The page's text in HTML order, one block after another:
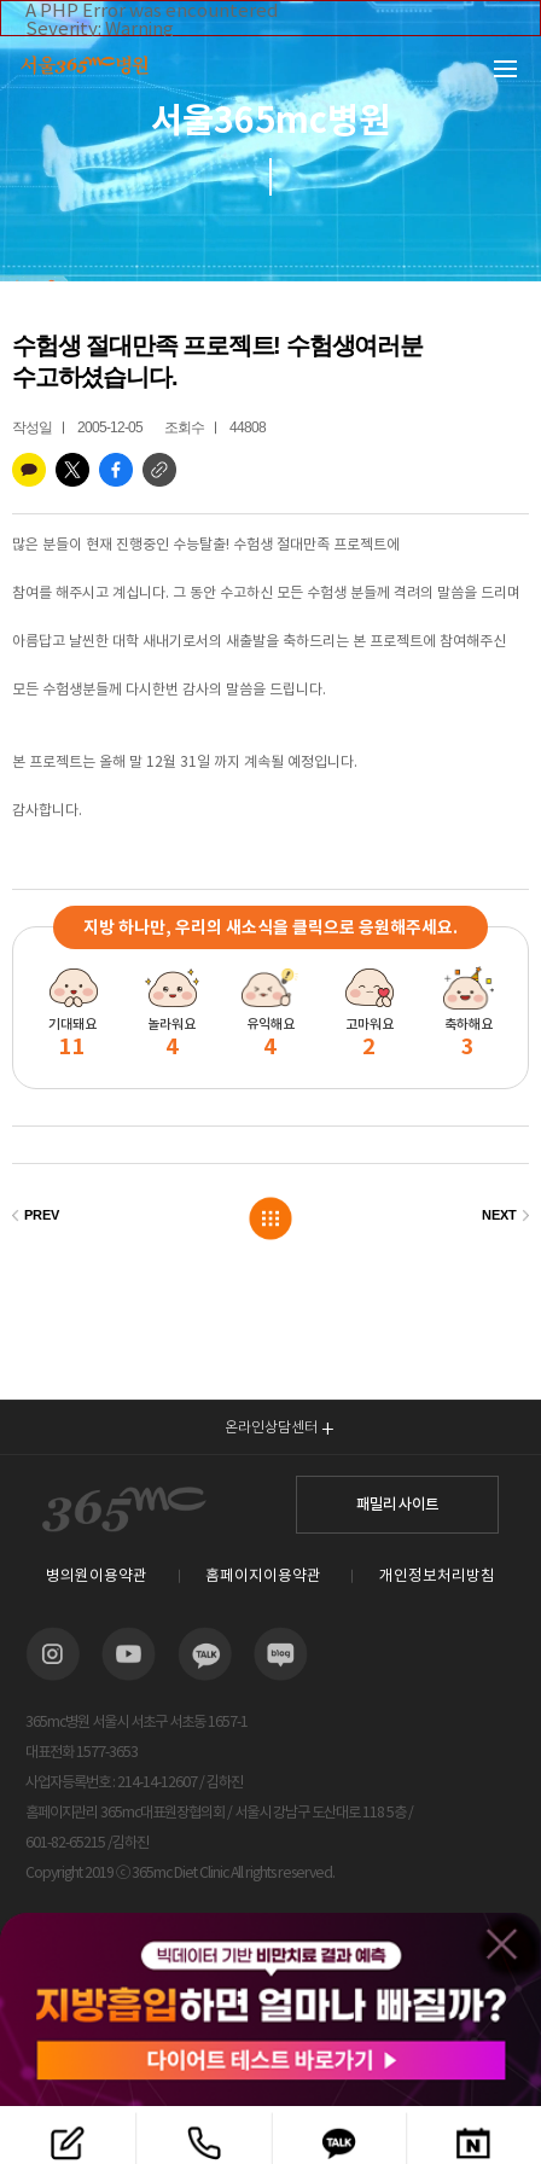
A PHP Error was encountered
Severity: Warning
Message: Invalid argument supplied for foreach()
Filename: _inc/header_body.php
Line Number: 108
File:
/home/suction/public_html/application/views/mobile/
Line: 108
Function: _error_handler
File:
/home/suction/public_html/application/views/mobile/
Line: 295
File:
/home/suction/public_html/application/core/
File:
/home/suction/public_html/application/controllers/
Line: 255
Function: view_print
Line: 327
본문 바로가기
서울365mc병원
수험생 절대만족 프로젝트! 수험생여러분
수고하셨습니다.
작성일 2005-12-05 조회수 44808
많은 분들이 현재 진행중인 수능탈출! 수험생 절대만족 프로젝트에
참여를 해주시고 계십니다. 그 동안 수고하신 모든 수험생 분들께 격려의 말씀을 드리며
아름답고 날씬한 대학 새내기로서의 새출발을 축하드리는 본 프로젝트에 참여해주신
모든 수험생분들께 다시한번 감사의 말씀을 드립니다.
본 프로젝트는 올해 말 12월 31일 까지 계속될 예정입니다.
감사합니다.
지방 하나만, 우리의 새소식을 클릭으로 응원해주세요.
기대돼요
11
놀라워요
4
유익해요
4
고마워요
2
축하해요
3
온라인상담센터
패밀리 사이트
병의원이용약관 홈페이지이용약관 개인정보처리방침
365mc병원 서울시 서초구 서초동 1657-1
대표전화 1577-3653
사업자등록번호 : 214-14-12607 / 김하진
홈페이지관리 365mc대표원장협의회 / 서울시 강남구 도산대로 118 5층 /
601-82-65215 /김하진
Copyright 2019 ⓒ 365mc Diet Clinic All rights reserved.